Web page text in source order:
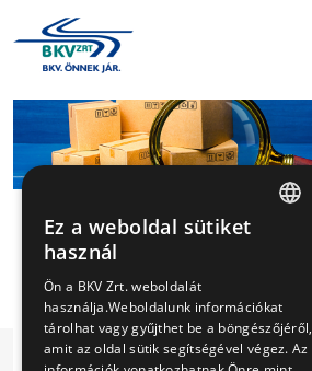
TROLIBUSZ
SEGÉDÜZEMŰ
Ez a weboldal sütiket
használ
Ön a BKV Zrt. weboldalát
használja.Weboldalunk információkat
tárolhat vagy gyűjthet be a böngészőjéről,
amit az oldal sütik segítségével végez. Az